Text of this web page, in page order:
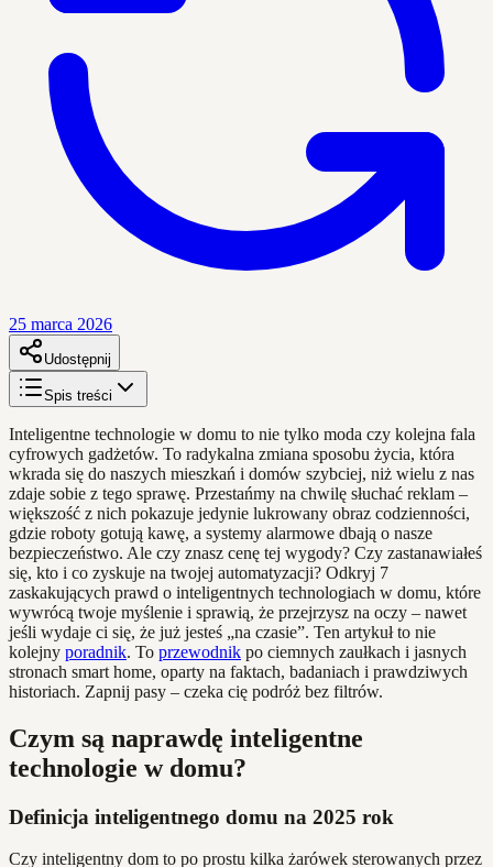
25 marca 2026
Udostępnij
Spis treści
Inteligentne technologie w domu to nie tylko moda czy kolejna fala
cyfrowych gadżetów. To radykalna zmiana sposobu życia, która
wkrada się do naszych mieszkań i domów szybciej, niż wielu z nas
zdaje sobie z tego sprawę. Przestańmy na chwilę słuchać reklam –
większość z nich pokazuje jedynie lukrowany obraz codzienności,
gdzie roboty gotują kawę, a systemy alarmowe dbają o nasze
bezpieczeństwo. Ale czy znasz cenę tej wygody? Czy zastanawiałeś
się, kto i co zyskuje na twojej automatyzacji? Odkryj 7
zaskakujących prawd o inteligentnych technologiach w domu, które
wywrócą twoje myślenie i sprawią, że przejrzysz na oczy – nawet
jeśli wydaje ci się, że już jesteś „na czasie”. Ten artykuł to nie
kolejny poradnik. To przewodnik po ciemnych zaułkach i jasnych
stronach smart home, oparty na faktach, badaniach i prawdziwych
historiach. Zapnij pasy – czeka cię podróż bez filtrów.
Czym są naprawdę inteligentne
technologie w domu?
Definicja inteligentnego domu na 2025 rok
Czy inteligentny dom to po prostu kilka żarówek sterowanych przez